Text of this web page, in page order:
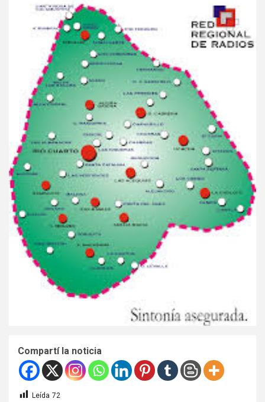
Compartí la noticia
Leída 72